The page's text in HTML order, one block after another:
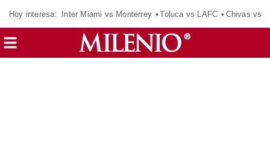
Hoy interesa: Inter Miami vs Monterrey Toluca vs LAFC Chivas vs